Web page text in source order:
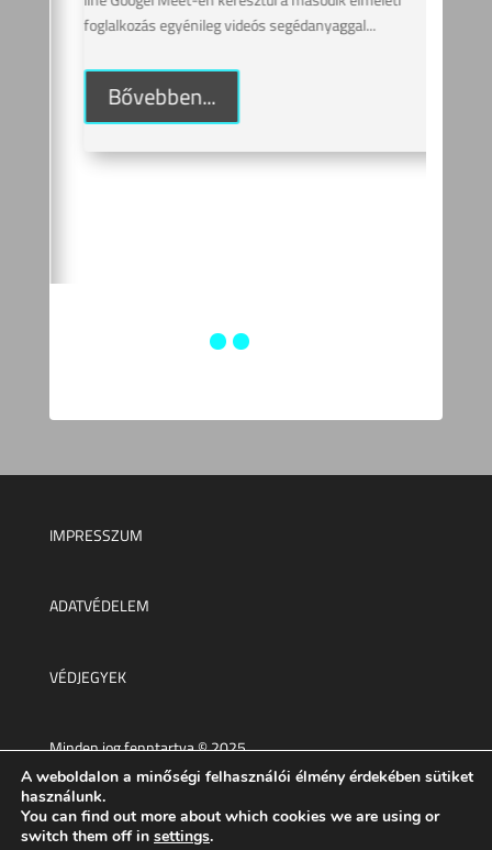
foglalkozás egyénileg videós segédanyaggal...
Bővebben...
ADATVÉDELEM
VÉDJEGYEK
Minden jog fenntartva © 2025.
A weboldalon a minőségi felhasználói élmény érdekében sütiket
használunk.
You can find out more about which cookies we are using or
switch them off in settings.